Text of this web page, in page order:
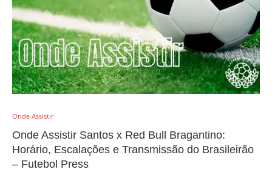
Onde Assistir
Onde Assistir Santos x Red Bull Bragantino:
Horário, Escalações e Transmissão do Brasileirão
– Futebol Press